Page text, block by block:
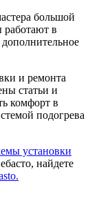
большой
в
и ремонта
статьи и
комфорт в
подогрева
установки
найдете